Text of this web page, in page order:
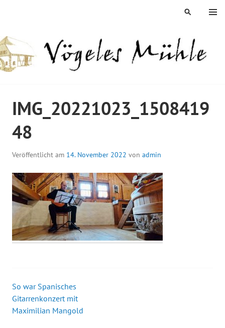
MENÜ
SUCHEN
IMG_20221023_1508419
48
Veröffentlicht am 14. November 2022 von admin
Beitrags-
Navigation
So war Spanisches
Gitarrenkonzert mit
Maximilian Mangold